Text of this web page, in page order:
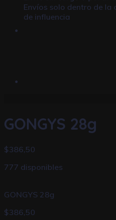
Envíos solo dentro de la
de influencia
GONGYS 28g
$386,50
777 disponibles
GONGYS 28g
$386,50